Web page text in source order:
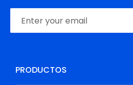
PRODUCTOS